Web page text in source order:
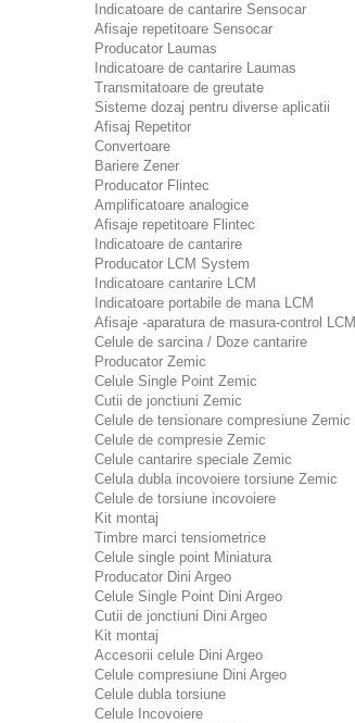
Indicatoare de cantarire Sensocar
Afisaje repetitoare Sensocar
Producator Laumas
Indicatoare de cantarire Laumas
Transmitatoare de greutate
Sisteme dozaj pentru diverse aplicatii
Afisaj Repetitor
Convertoare
Bariere Zener
Producator Flintec
Amplificatoare analogice
Afisaje repetitoare Flintec
Indicatoare de cantarire
Producator LCM System
Indicatoare cantarire LCM
Indicatoare portabile de mana LCM
Afisaje -aparatura de masura-control LCM
Celule de sarcina / Doze cantarire
Producator Zemic
Celule Single Point Zemic
Cutii de jonctiuni Zemic
Celule de tensionare compresiune Zemic
Celule de compresie Zemic
Celule cantarire speciale Zemic
Celula dubla incovoiere torsiune Zemic
Celule de torsiune incovoiere
Kit montaj
Timbre marci tensiometrice
Celule single point Miniatura
Producator Dini Argeo
Celule Single Point Dini Argeo
Cutii de jonctiuni Dini Argeo
Kit montaj
Accesorii celule Dini Argeo
Celule compresiune Dini Argeo
Celule dubla torsiune
Celule Incovoiere